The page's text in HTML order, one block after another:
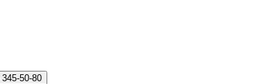
345-50-80